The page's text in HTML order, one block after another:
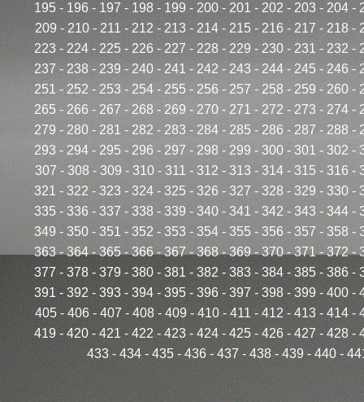
195 - 196 - 197 - 198 - 199 - 200 - 201 - 202 - 203 - 204 -
209 - 210- 211 - 212 - 213 - 214- 215- 216 - 217 - 218-
223 - 224 - 225 - 226 - 227 - 228 - 229 - 230 - 231 - 232 -
237 - 238 - 239 - 240 - 241 - 242 - 243 - 244 - 245 - 246 -
251 - 252 - 253 - 254 - 255 - 256 - 257 - 258 - 259 - 260 -
265 - 266 - 267 - 268 - 269 - 270 - 271 - 272 - 273 - 274 -
279 - 280 - 281 - 282 - 283 - 284 - 285 - 286 - 287 - 288 -
293 - 294 - 295 - 296 - 297 - 298 - 299 - 300 - 301 - 302 -
307 - 308 - 309 - 310- 311 - 312 - 313 - 314- 315 - 316 -
321 - 322 - 323 - 324 - 325 - 326 - 327 - 328 - 329 - 330 -
335 - 336 - 337 - 338 - 339 - 340 - 341 - 342 - 343 - 344 -
349 - 350 - 351 - 352 - 353 - 354 - 355 - 356 - 357 - 358 -
363-364-365-366-367-368-369-370-371-372-
377 - 378 - 379 - 380 - 381 - 382 - 383 - 384 - 385 - 386 -
391 - 392 - 393 - 394 - 395 - 396 - 397 - 398 - 399 - 400 -
405- 406 - 407 - 408- 409- 410- 411 - 412 - 413- 414-
419 - 420 - 421 - 422 - 423 - 424 - 425 - 426 - 427 - 428 -
433- 434- 435- 436- 437 - 438- 439- 440-